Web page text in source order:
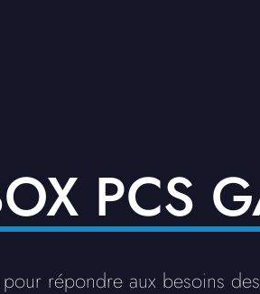
PCS
répondre aux besoins